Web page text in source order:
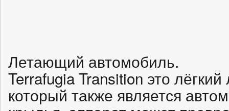
Летающий автомобиль.
Terrafugia Transition это
который также является